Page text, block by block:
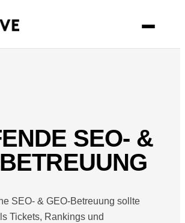
SEO- &
SEO- & GEO-Betreuung sollte
Tickets, Rankings und